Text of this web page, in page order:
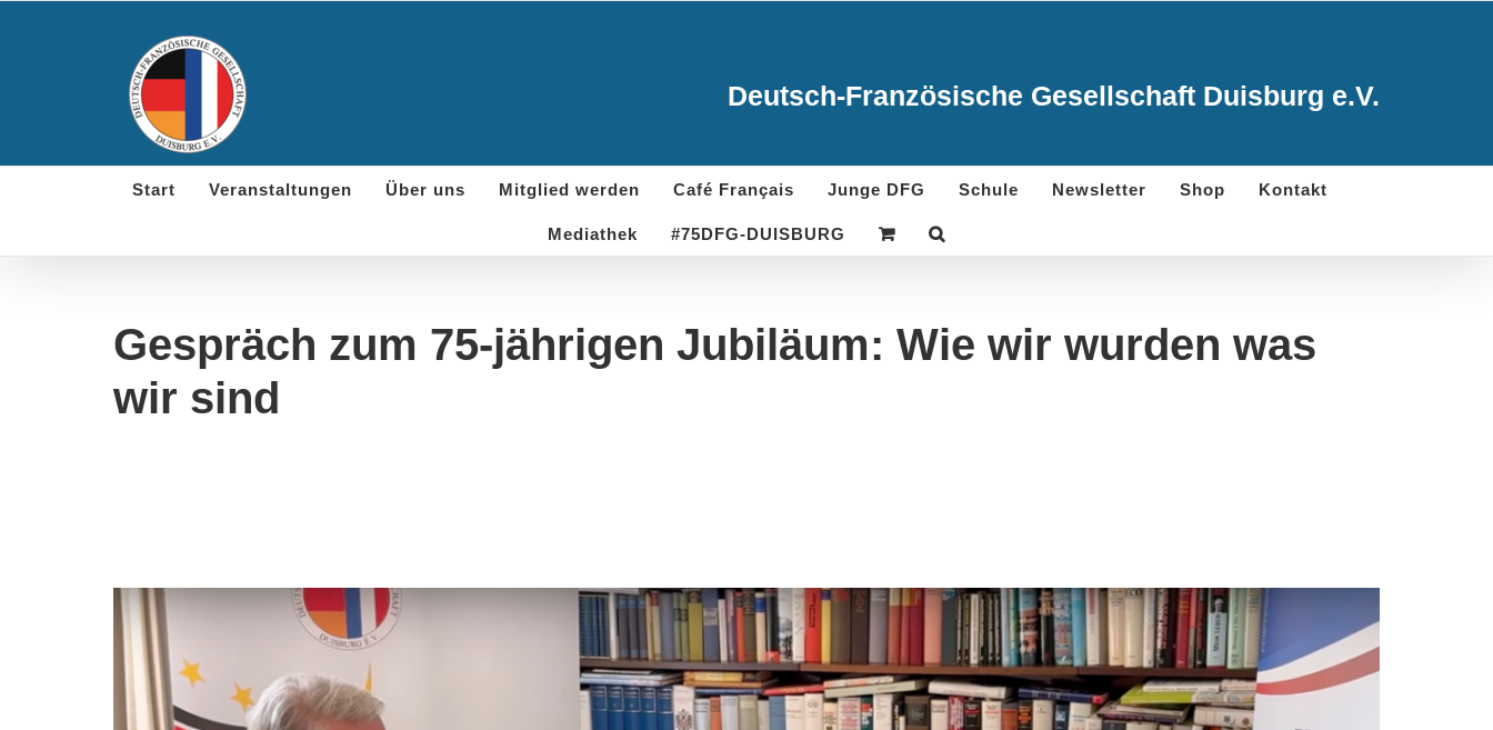
Deutsch-Französische Gesellschaft Duisburg e.V.
Start Veranstaltungen Über uns Mitglied werden Café Français Junge DFG Schule Newsletter Shop Kontakt
Mediathek #75DFG-DUISBURG
Gespräch zum 75-jährigen Jubiläum: Wie wir wurden was
wir sind